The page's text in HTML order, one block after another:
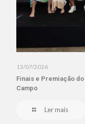
13/07/2026
Finais e Premiação
Campo
Ler mais